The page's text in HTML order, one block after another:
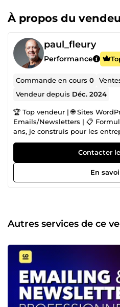
À propos du
paul_fleury
Performance
Commande en cours0
Vendeur depuis Déc. 2024
🏆 Top vendeur | 🌐 Sites
Emails/Newsletters | 📋
ans, je construis pour les
ligne professionnelle qui
J'utilise l'intelligence artificielle
production et mon expertise
l'IA seule ne peut pas
parfaitement adapté à votre
on vous contacte. Tissez un
avec mes formulaires et emailing et transformez
d'expérience - 20 à l'INA
100 % de commandes
respectés 📞 Disponible 7j/7, réponse
moi. Parlons de votre projet.
Contacter
En
Autres services de ce